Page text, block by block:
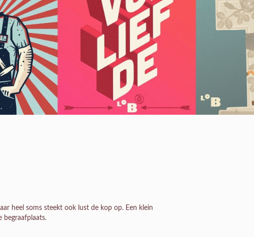
heel soms steekt ook lust de kop op. Een klein
begraafplaats.